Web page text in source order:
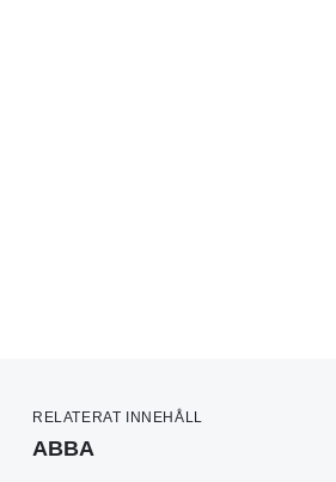
RELATERAT INNEHÅLL
ABBA